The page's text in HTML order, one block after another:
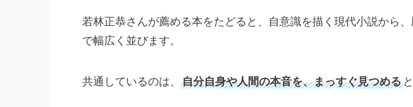
若林正恭さんが薦める本をたどると、自意識を描く現代小説から
で幅広く並びます。
共通しているのは、 自分自身や人間の本音を、まっすぐ見つめる